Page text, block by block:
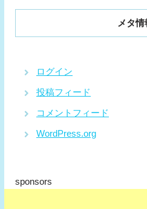
メタ情
ログイン
投稿フィード
コメントフィード
WordPress.org
sponsors